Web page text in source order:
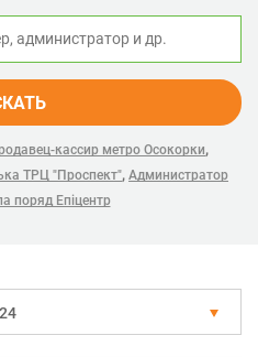
кассир метро Осокорки,
ТРЦ "Проспект", Администратор
поряд Епіцентр